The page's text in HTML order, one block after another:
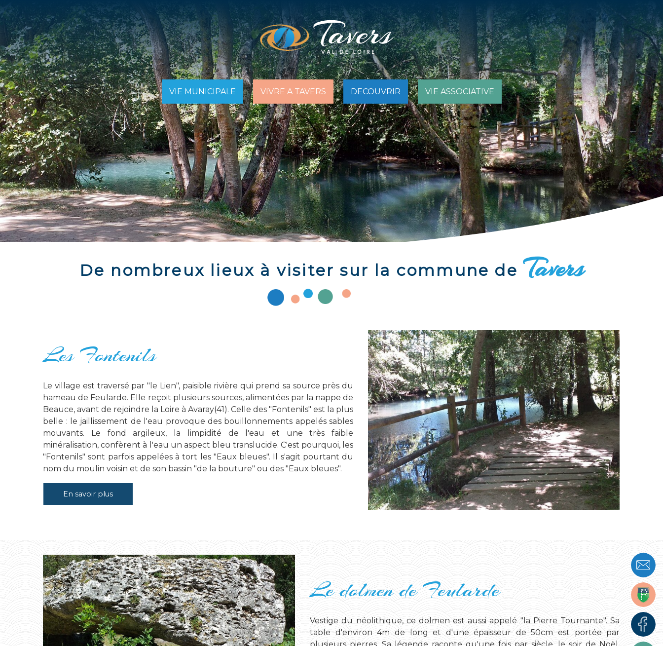
VIE MUNICIPALE VIVRE A TAVERS DECOUVRIR VIE ASSOCIATIVE
De nombreux lieux à visiter sur la commune deTavers
Les Fontenils
Le village est traversé par "le Lien", paisible rivière qui prend sa source près du
hameau de Feularde. Elle reçoit plusieurs sources, alimentées par la nappe de
Beauce, avant de rejoindre la Loire à Avaray(41). Celle des "Fontenils" est la plus
belle : le jaillissement de l'eau provoque des bouillonnements appelés sables
mouvants. Le fond argileux, la limpidité de l'eau et une très faible
minéralisation, confèrent à l'eau un aspect bleu translucide. C'est pourquoi, les
"Fontenils" sont parfois appelées à tort les "Eaux bleues". Il s'agit pourtant du
nom du moulin voisin et de son bassin "de la bouture" ou des "Eaux bleues".
En savoir plus
Le dolmen de Feularde
Vestige du néolithique, ce dolmen est aussi appelé "la Pierre Tournante". Sa
table d'environ 4m de long et d'une épaisseur de 50cm est portée par
plusieurs pierres. Sa légende raconte qu'une fois par siècle, le soir de Noël,